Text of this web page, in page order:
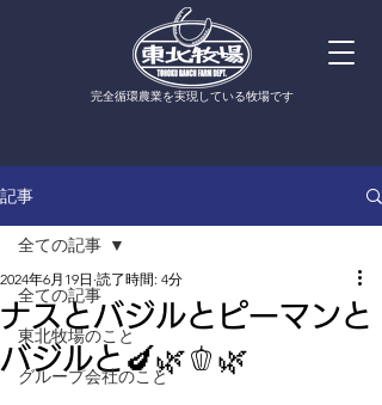
​完全循環農業を実現している牧場です
記事
全ての記事
東北牧場のこと
グループ会社のこと
全ての記事
ナスとバジルとピーマンと
バジルと🍆🌿🫑🌿
2024年6月19日 読了時間: 4分